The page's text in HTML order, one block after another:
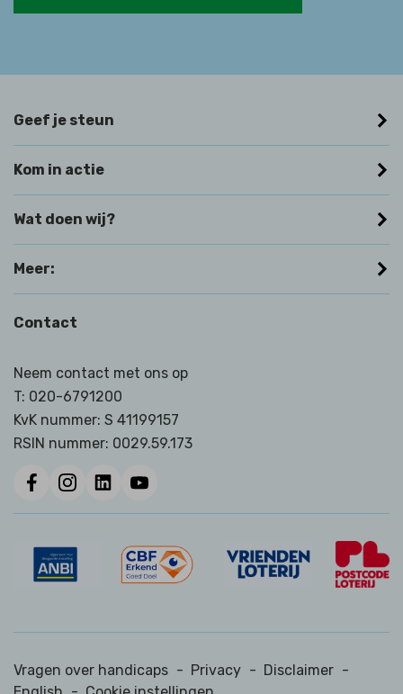
Geef je steun
Kom in actie
Wat doen wij?
Meer:
Contact
Neem contact met ons op
T: 020-6791200
KvK nummer: S 41199157
RSIN nummer: 0029.59.173
Vragen over handicaps - Privacy - Disclaimer -